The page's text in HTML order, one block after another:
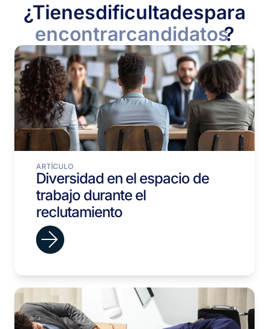
¿Tienesdificultadespara
encontrarcandidatos?
ARTÍCULO
Diversidad en el espacio de
trabajo durante el
reclutamiento